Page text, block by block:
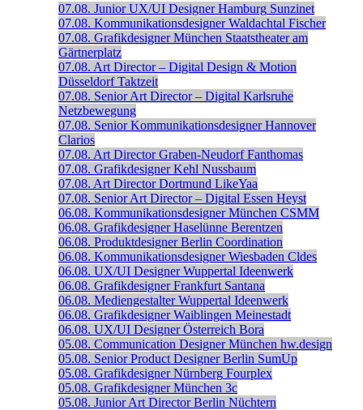
07.08. Junior UX/UI Designer Hamburg Sunzinet
07.08. Kommunikationsdesigner Waldachtal Fischer
07.08. Grafikdesigner München Staatstheater am
Gärtnerplatz
07.08. Art Director – Digital Design & Motion
Düsseldorf Taktzeit
07.08. Senior Art Director – Digital Karlsruhe
Netzbewegung
07.08. Senior Kommunikationsdesigner Hannover
Clarios
07.08. Art Director Graben-Neudorf Fanthomas
07.08. Grafikdesigner Kehl Nussbaum
07.08. Art Director Dortmund LikeYaa
07.08. Senior Art Director – Digital Essen Heyst
06.08. Kommunikationsdesigner München CSMM
06.08. Grafikdesigner Haselünne Berentzen
06.08. Produktdesigner Berlin Coordination
06.08. Kommunikationsdesigner Wiesbaden Cldes
06.08. UX/UI Designer Wuppertal Ideenwerk
06.08. Grafikdesigner Frankfurt Santana
06.08. Mediengestalter Wuppertal Ideenwerk
06.08. Grafikdesigner Waiblingen Meinestadt
06.08. UX/UI Designer Österreich Bora
05.08. Communication Designer München hw.design
05.08. Senior Product Designer Berlin SumUp
05.08. Grafikdesigner Nürnberg Fourplex
05.08. Grafikdesigner München 3c
05.08. Junior Art Director Berlin Nüchtern